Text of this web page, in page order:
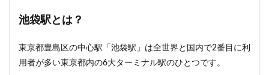
池袋駅とは？
東京都豊島区の中心駅「池袋駅」は全世界と国内で2番目に利
用者が多い東京都内の6大ターミナル駅のひとつです。